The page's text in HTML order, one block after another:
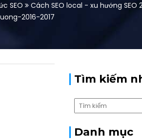
SEO Cách SEO local - xu hướng SEO
2016-2017
Tìm kiếm
Danh mục